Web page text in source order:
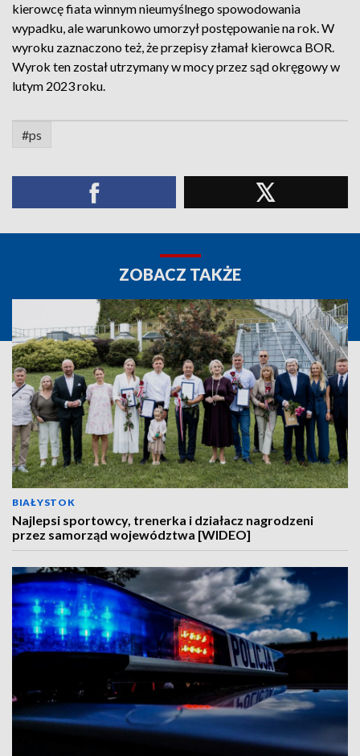
kierowcę fiata winnym nieumyślnego spowodowania
wypadku, ale warunkowo umorzył postępowanie na rok. W
wyroku zaznaczono też, że przepisy złamał kierowca BOR.
Wyrok ten został utrzymany w mocy przez sąd okręgowy w
lutym 2023 roku.
#ps
ZOBACZ TAKŻE
BIAŁYSTOK
Najlepsi sportowcy, trenerka i działacz nagrodzeni
przez samorząd województwa [WIDEO]